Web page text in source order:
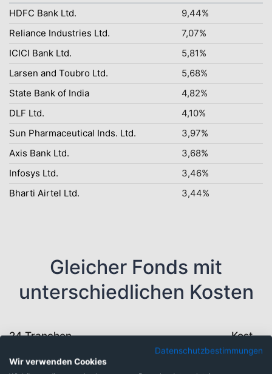
HDFC Bank Ltd.
9,44%
Reliance Industries Ltd.
7,07%
ICICI Bank Ltd.
5,81%
Larsen and Toubro Ltd.
5,68%
State Bank of India
4,82%
DLF Ltd.
4,10%
Sun Pharmaceutical Inds. Ltd.
3,97%
Axis Bank Ltd.
3,68%
Infosys Ltd.
3,46%
Bharti Airtel Ltd.
3,44%
Gleicher Fonds mit
unterschiedlichen Kosten
24 Tranchen Kosten
HSBC GLOBAL INVESTMENT FUNDS -
Datenschutzbestimmungen
Wir verwenden Cookies